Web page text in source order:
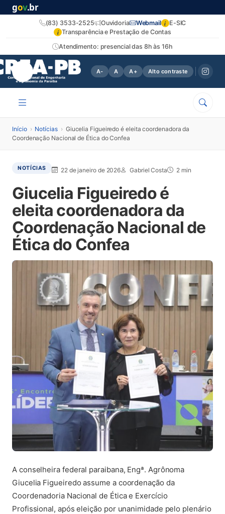
gov.br
Atendimento: presencial das 8h às 16h
(83) 3533-2525 Ouvidoria Webmail i E-SIC
i Transparência e Prestação de Contas
A- A A+ Alto contraste
Início › Notícias › Giucelia Figueiredo é eleita coordenadora da
Coordenação Nacional de Ética do Confea
NOTÍCIAS 22 de janeiro de 2026 Gabriel Costa 2 min
Giucelia Figueiredo é
eleita coordenadora da
Coordenação Nacional de
Ética do Confea
A conselheira federal paraibana, Engª. Agrônoma
Giucelia Figueiredo assume a coordenação da
Coordenadoria Nacional de Ética e Exercício
Profissional, após eleição por unanimidade pelo plenário